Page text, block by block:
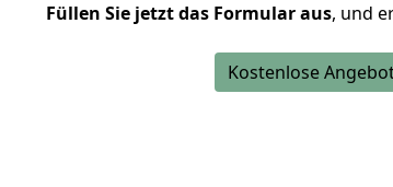
Füllen Sie jetzt das Formular aus, und
Kostenlose